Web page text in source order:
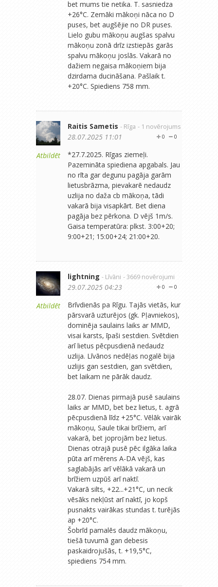
bet mums tie netika. T. sasniedza
+26°C. Zemāki mākoņi nāca no D
puses, bet augšējie no DR puses.
Lielo gubu mākoņu augšas spalvu
mākoņu zonā drīz izstiepās garās
spalvu mākoņu joslās. Vakarā no
dažiem negaisa mākoņiem bija
dzirdama ducināšana. Pašlaik t.
+20°C. Spiediens 758 mm.
Atbildēt
Raitis Sametis - Rīga - 1 novērojums
0
0
28.07.2025 11:01
*27.7.2025. Rīgas ziemeļi.
Pazemināta spiediena apgabals. Jau
no rīta gar degunu pagāja garām
lietusbrāzma, pievakarē nedaudz
uzlija no daža cb mākoņa, tādi
vakarā bija visapkārt. Bet diena
pagāja bez pērkona. D vējš 1m/s.
Gaisa temperatūra: plkst. 3:00+20;
9:00+21; 15:00+24; 21:00+20.
Atbildēt
lightning - Līvāni - 3669 novērojumi
0
0
29.07.2025 04:23
Brīvdienās pa Rīgu. Tajās vietās, kur
pārsvarā uzturējos (gk. Pļavniekos),
dominēja saulains laiks ar MMD,
visai karsts, īpaši sestdien. Svētdien
arī lietus pēcpusdienā nedaudz
uzlija. Līvānos nedēļas nogalē bija
uzlijis gan sestdien, gan svētdien,
bet laikam ne pārāk daudz.
28.07. Dienas pirmajā pusē saulains
laiks ar MMD, bet bez lietus, t. agrā
pēcpusdienā līdz +25°C. Vēlāk vairāk
mākoņu, Saule tikai brīžiem, arī
vakarā, bet joprojām bez lietus.
Dienas otrajā pusē pēc ilgāka laika
pūta arī mērens A-DA vējš, kas
saglabājās arī vēlākā vakarā un
brīžiem uzpūš arī naktī.
Vakarā silts, +22...+21°C, un necik
vēsāks nekļūst arī naktī, jo kopš
pusnakts vairākas stundas t. turējās
ap +20°C.
Šobrīd pamalēs daudz mākoņu,
tiešā tuvumā gan debesis
paskaidrojušās, t. +19,5°C,
spiediens 754 mm.